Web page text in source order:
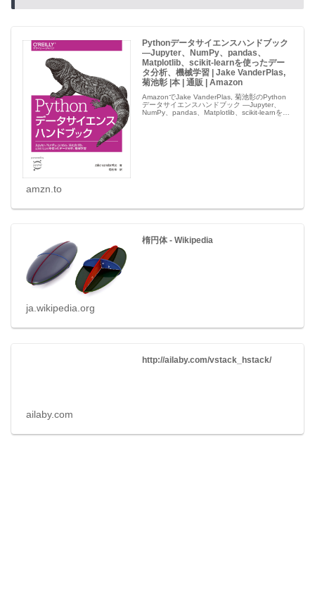
Pythonデータサイエンスハンドブック
―Jupyter、NumPy、pandas、
Matplotlib、scikit-learnを使ったデー
タ分析、機械学習 | Jake VanderPlas,
菊池彰 |本 | 通販 | Amazon
AmazonでJake VanderPlas, 菊池彰のPython
データサイエンスハンドブック ―Jupyter、
NumPy、pandas、Matplotlib、scikit-learnを使
amzn.to
楕円体 - Wikipedia
ja.wikipedia.org
http://ailaby.com/vstack_hstack/
ailaby.com